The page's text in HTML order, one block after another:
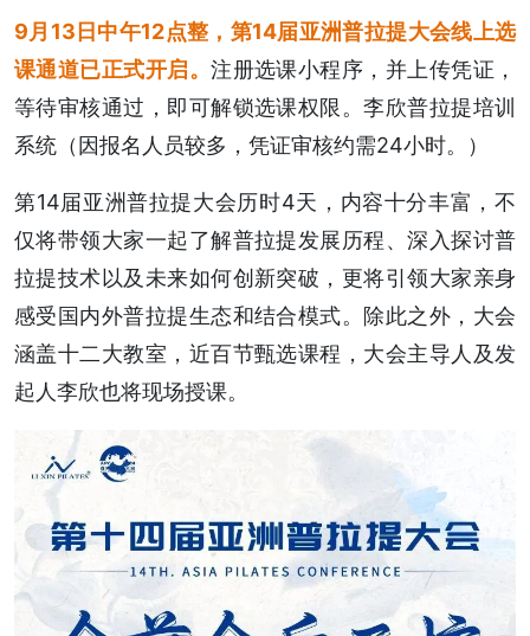
9月13日中午12点整，第14届亚洲普拉提大会线上选
课通道已正式开启。注册选课小程序，并上传凭证，
等待审核通过，即可解锁选课权限。李欣普拉提培训
系统（因报名人员较多，凭证审核约需24小时。）
第14届亚洲普拉提大会历时4天，内容十分丰富，不
仅将带领大家一起了解普拉提发展历程、深入探讨普
拉提技术以及未来如何创新突破，更将引领大家亲身
感受国内外普拉提生态和结合模式。除此之外，大会
涵盖十二大教室，近百节甄选课程，大会主导人及发
起人李欣也将现场授课。